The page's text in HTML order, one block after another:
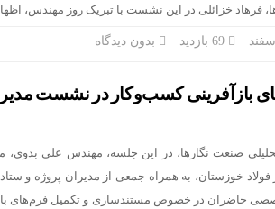
فرهاد خزائلی در این نشست با تبریک روز مهندس،
بدون دیدگاه
بازآفرینی کسب‌وکار در نشست
صنعت نگارها، در این جلسه، مهندس علی بدوی،
خوزستان، به همراه جمعی از مدیران پروژه و
حاضران در خصوص مستندسازی و تکمیل فرم‌های